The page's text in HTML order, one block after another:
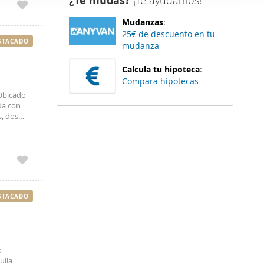
funciones
del
del uso
con
dos
Mudanzas:
25€ de descuento en tu
mudanza
Calcula tu hipoteca:
Compara hipotecas